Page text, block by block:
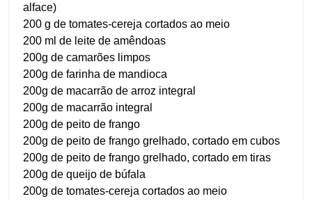
alface)
200 g de tomates-cereja cortados ao meio
200 ml de leite de amêndoas
200g de camarões limpos
200g de farinha de mandioca
200g de macarrão de arroz integral
200g de macarrão integral
200g de peito de frango
200g de peito de frango grelhado, cortado em cubos
200g de peito de frango grelhado, cortado em tiras
200g de queijo de búfala
200g de tomates-cereja cortados ao meio